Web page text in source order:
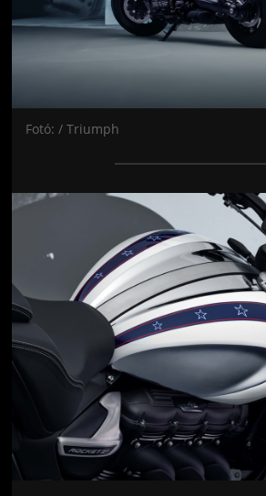
Fotó: / Triumph
Jön még kép!